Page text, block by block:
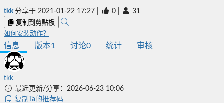
tkk 分享于 2021-01-22 17:27 0 31
复制到剪贴板
如何安装动作？
信息 版本1 讨论0 统计 审核
tkk
最近更新/分享：2026-06-23 10:06
复制Ta的推荐码